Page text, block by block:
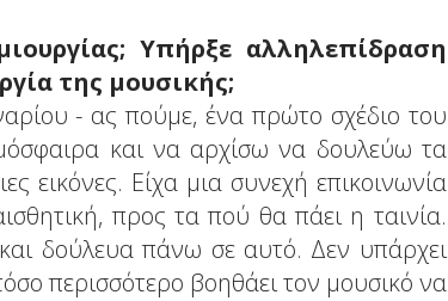
Υπήρξε αλληλεπίδραση
της μουσικής;
- ας πούμε, ένα πρώτο σχέδιο του
και να αρχίσω να δουλεύω τα
εικόνες. Είχα μια συνεχή επικοινωνία
προς τα πού θα πάει η ταινία.
δούλευα πάνω σε αυτό. Δεν υπάρχει
περισσότερο βοηθάει τον μουσικό να